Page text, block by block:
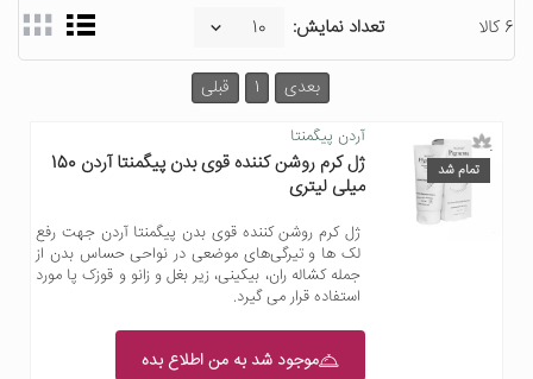
6 کالا تعداد نمایش:
قبلی 1 بعدی
تمام شد
آردن پیگمنتا
ژل کرم روشن کننده قوی بدن پیگمنتا آردن 150
میلی لیتری
ژل کرم روشن کننده قوی بدن پیگمنتا آردن جهت رفع
لک ها و تیرگی‎‌های موضعی در نواحی حساس بدن از
جمله کشاله ران، بیکینی، زیر بغل و زانو و قوزک پا مورد
استفاده قرار می گیرد.
موجود شد به من اطلاع بده